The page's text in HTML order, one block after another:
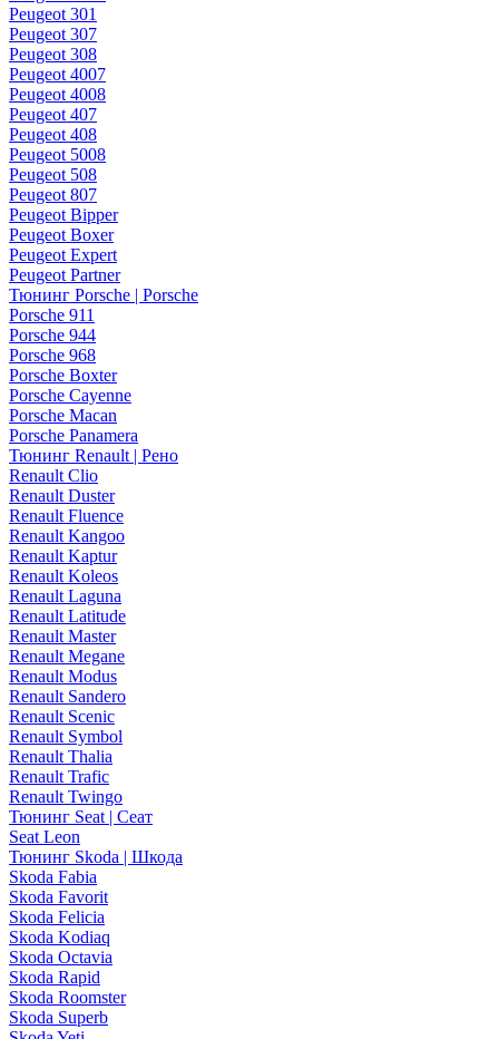
Peugeot 301
Peugeot 307
Peugeot 308
Peugeot 4007
Peugeot 4008
Peugeot 407
Peugeot 408
Peugeot 5008
Peugeot 508
Peugeot 807
Peugeot Bipper
Peugeot Boxer
Peugeot Expert
Peugeot Partner
Тюнинг Porsche | Porsche
Porsche 911
Porsche 944
Porsche 968
Porsche Boxter
Porsche Cayenne
Porsche Macan
Porsche Panamera
Тюнинг Renault | Рено
Renault Clio
Renault Duster
Renault Fluence
Renault Kangoo
Renault Kaptur
Renault Koleos
Renault Laguna
Renault Latitude
Renault Master
Renault Megane
Renault Modus
Renault Sandero
Renault Scenic
Renault Symbol
Renault Thalia
Renault Trafic
Renault Twingo
Тюнинг Seat | Сеат
Seat Leon
Тюнинг Skoda | Шкода
Skoda Fabia
Skoda Favorit
Skoda Felicia
Skoda Kodiaq
Skoda Octavia
Skoda Rapid
Skoda Roomster
Skoda Superb